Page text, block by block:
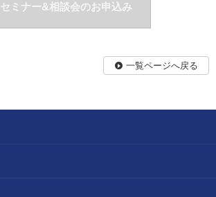
セミナー&相談会のお申込み
一覧ページへ戻る